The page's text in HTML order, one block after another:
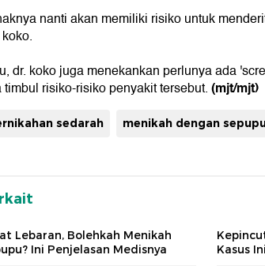
nanti akan memiliki risiko untuk
dr. koko juga menekankan perlunya ada
risiko-risiko penyakit tersebut.(mjt/mjt)
sedarah menikah dengan
Lebaran, Bolehkah Menikah
Ini Penjelasan Medisnya
Kasus